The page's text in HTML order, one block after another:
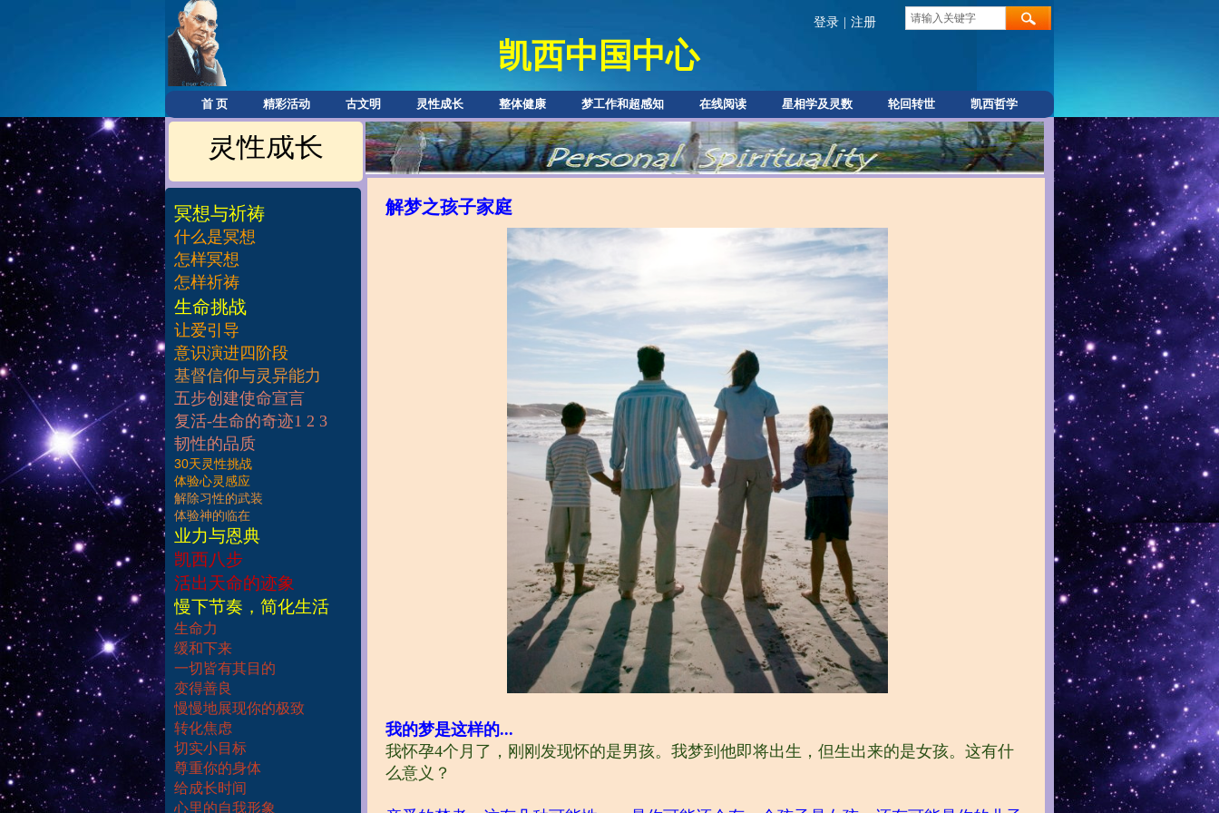
凯西中国中心
登录 注册
首 页 精彩活动 古文明 灵性成长 整体健康 梦工作和超感知 在线阅读 星相学及灵数 轮回转世 凯西哲学
灵性成长
解梦之孩子家庭
我的梦是这样的...
我怀孕4个月了，刚刚发现怀的是男孩。我梦到他即将出生，但生出来的是女孩。这有什
么意义？
冥想与祈祷
什么是冥想
怎样冥想
怎样祈祷
​生命挑战
让爱引导
意识演进四阶段
基督信仰与灵异能力
五步创建使命宣言
复活-生命的奇迹1 2 3
韧性的品质
30天灵性挑战
体验心灵感应
解除习性的武装
体验神的临在
业力与恩典
凯西八步
活出天命的迹象
慢下节奏，简化生活
生命力
缓和下来
一切皆有其目的
变得善良
慢慢地展现你的极致
转化焦虑
切实小目标
尊重你的身体
给成长时间
心里的自我形象